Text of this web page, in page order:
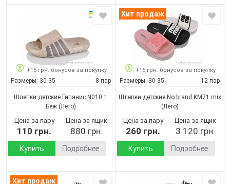
+15 грн. бонусов за покупку
Размеры: 30-35 8 пар
Шлепки детские Гипанис N010 т.
Беж (Лето)
Цена за пару
110 грн.
Цена за ящик
880 грн.
Купить Подробнее
Хит продаж
+15 грн. бонусов за покупку
Размеры: 30-35 12 пар
Шлепки детские No brand KM71 mix
(Лето)
Цена за пару
260 грн.
Цена за ящик
3 120 грн.
Купить Подробнее
Хит продаж